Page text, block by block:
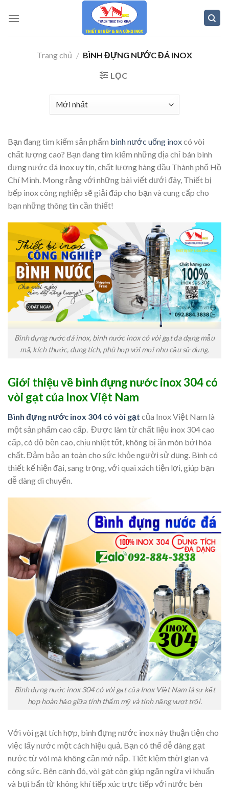
Trang chủ / BÌNH ĐỰNG NƯỚC ĐÁ INOX
LỌC
Bạn đang tìm kiếm sản phẩm bình nước uống inoxcó vòi
chất lượng cao? Bạn đang tìm kiếm những địa chỉ bán bình
đựng nước đá inox uy tín, chất lượng hàng đầu Thành phố Hồ
Chí Minh. Mong rằng với những bài viết dưới đây, Thiết bị
bếp inox công nghiệp sẽ giải đáp cho bạn và cung cấp cho
bạn những thông tin cần thiết!
Bình đựng nước đá inox, bình nước inox có vòi gạt đa dạng mẫu
mã, kích thước, dung tích, phù hợp với mọi nhu cầu sử dụng.
Giới thiệu về bình đựng nước inox 304 có
vòi gạt của Inox Việt Nam
Bình đựng nước inox 304 có vòi gạt của Inox Việt Nam là
một sản phẩm cao cấp. Được làm từ chất liệu inox 304 cao
cấp, có độ bền cao, chịu nhiệt tốt, không bị ăn mòn bởi hóa
chất. Đảm bảo an toàn cho sức khỏe người sử dụng. Bình có
thiết kế hiện đại, sang trọng, với quai xách tiện lợi, giúp bạn
dễ dàng di chuyển.
Bình đựng nước inox 304 có vòi gạt của Inox Việt Nam là sự kết
hợp hoàn hảo giữa tính thẩm mỹ và tính năng vượt trội.
Với vòi gạt tích hợp, bình đựng nước inox này thuận tiện cho
việc lấy nước một cách hiệu quả. Bạn có thể dễ dàng gạt
nước từ vòi mà không cần mở nắp. Tiết kiệm thời gian và
công sức. Bên cạnh đó, vòi gạt còn giúp ngăn ngừa vi khuẩn
và bụi bẩn từ không khí tiếp xúc trực tiếp với nước bên